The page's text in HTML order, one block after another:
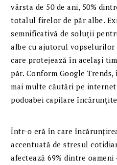
vârsta de 50 de ani, 50%
totalul firelor de păr albe.
semnificativă de soluții
albe cu ajutorul vopselurilor
care protejează în același
păr. Conform Google Trends,
mai multe căutări pe
podoabei capilare
Într-o eră în care
accentuată de stresul
afectează 69% dintre oameni